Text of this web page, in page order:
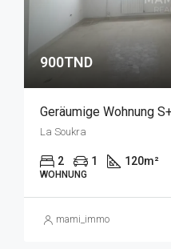
900TND
Geräumige Wohnung
La Soukra
2 1 120m²
WOHNUNG
mami_immo